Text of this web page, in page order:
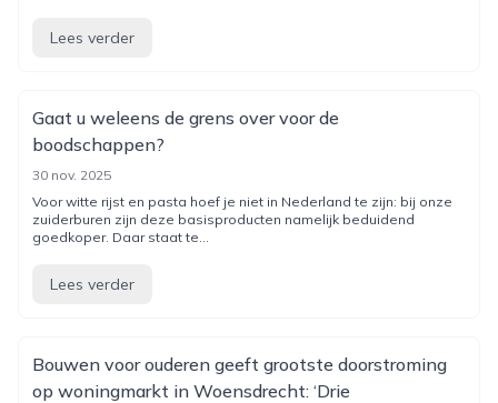
Lees verder
Gaat u weleens de grens over voor de
boodschappen?
30 nov. 2025
Voor witte rijst en pasta hoef je niet in Nederland te zijn: bij onze
zuiderburen zijn deze basisproducten namelijk beduidend
goedkoper. Daar staat te...
Lees verder
Bouwen voor ouderen geeft grootste doorstroming
op woningmarkt in Woensdrecht: ‘Drie